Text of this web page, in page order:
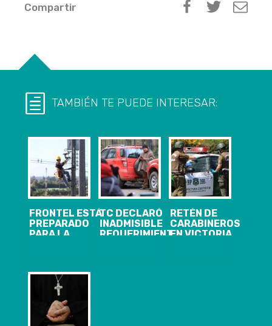
Compartir
TAMBIÉN TE PUEDE INTERESAR:
FRONTEL ESTÁ
PREPARADO
PARA LA
TC DECLARÓ
INADMISIBLE
REQUERIMIENTO
RETÉN DE
CARABINEROS
EN VICTORIA